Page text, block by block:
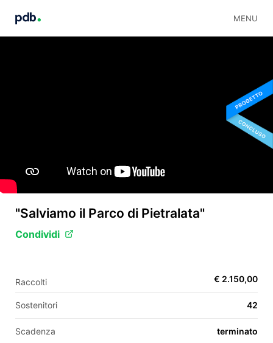
MENU
EN
"Salviamo il Parco di Pietralata"
Condividi
Raccolti € 2.150,00
Sostenitori 42
Scadenza terminato